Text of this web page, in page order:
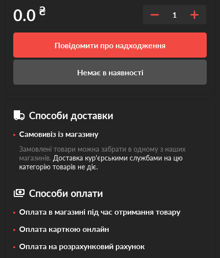
0.0 ₴ 1
Повідомити про надходження
Немає в наявності
Способи доставки
Самовивіз із магазину
Замовлені товари можна забрати в одному з наших
магазинів. Доставка кур'єрськими службами на цю
категорію товарів не діє.
Способи оплати
Оплата в магазині під час отримання товару
Оплата карткою онлайн
Оплата на розрахунковий рахунок